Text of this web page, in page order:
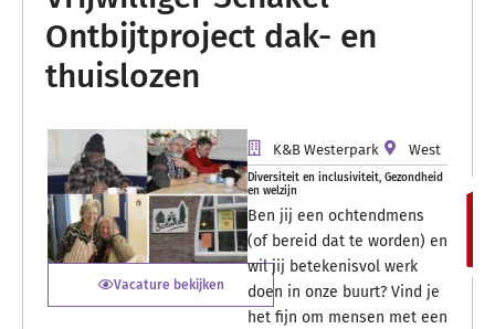
Ontbijtproject dak- en
thuislozen
Vacature bekijken
K&B Westerpark West
Diversiteit en inclusiviteit, Gezondheid
en welzijn
Ben jij een ochtendmens
(of bereid dat te worden) en
wil jij betekenisvol werk
doen in onze buurt? Vind je
het fijn om mensen met een